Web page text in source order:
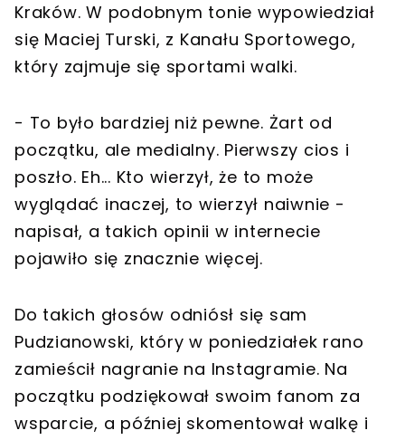
Kraków. W podobnym tonie wypowiedział
się Maciej Turski, z Kanału Sportowego,
który zajmuje się sportami walki.
- To było bardziej niż pewne. Żart od
początku, ale medialny. Pierwszy cios i
poszło. Eh... Kto wierzył, że to może
wyglądać inaczej, to wierzył naiwnie -
napisał, a takich opinii w internecie
pojawiło się znacznie więcej.
Do takich głosów odniósł się sam
Pudzianowski, który w poniedziałek rano
zamieścił nagranie na Instagramie. Na
początku podziękował swoim fanom za
wsparcie, a później skomentował walkę i